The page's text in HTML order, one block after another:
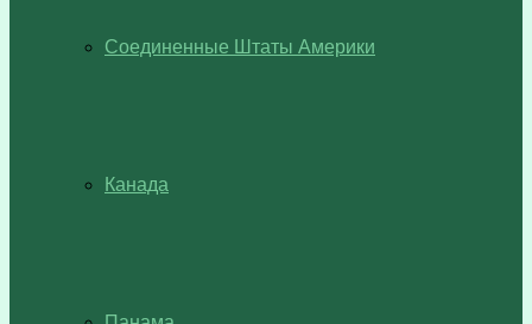
Соединенные Штаты Америки
Канада